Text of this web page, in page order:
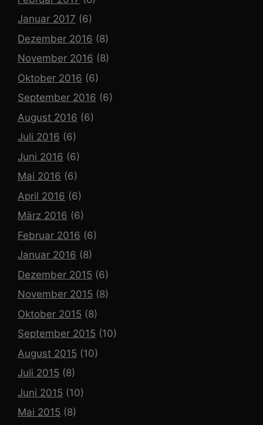
Januar 2017 (6)
Dezember 2016 (8)
November 2016 (8)
Oktober 2016 (6)
September 2016 (6)
August 2016 (6)
Juli 2016 (6)
Juni 2016 (6)
Mai 2016 (6)
April 2016 (6)
März 2016 (6)
Februar 2016 (6)
Januar 2016 (8)
Dezember 2015 (6)
November 2015 (8)
Oktober 2015 (8)
September 2015 (10)
August 2015 (10)
Juli 2015 (8)
Juni 2015 (10)
Mai 2015 (8)